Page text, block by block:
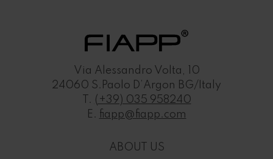
Comfort and Style in
the COSMO 1020 WU
Washing Unit
Via Alessandro Volta, 10
24060 S.Paolo D’Argon BG/Italy
T. (+39) 035 958240
E. fiapp@fiapp.com
ABOUT US